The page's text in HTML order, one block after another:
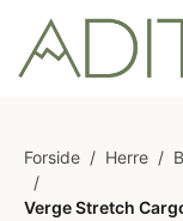
Forside / Herre /
/
Verge Stretch